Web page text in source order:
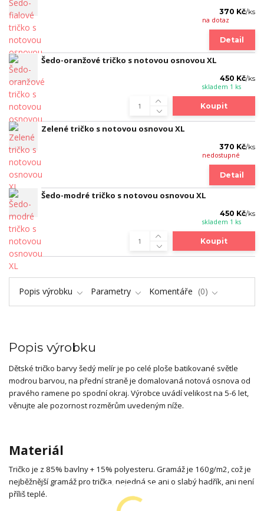
370 Kč/ks
na dotaz
Detail
Šedo-oranžové tričko s notovou osnovou XL
450 Kč/ks
skladem 1 ks
Koupit
Zelené tričko s notovou osnovou XL
370 Kč/ks
nedostupné
Detail
Šedo-modré tričko s notovou osnovou XL
450 Kč/ks
skladem 1 ks
Koupit
Popis výrobku Parametry Komentáře 0
Popis výrobku
Dětské tričko barvy šedý melír je po celé ploše batikované světle
modrou barvou, na přední straně je domalovaná notová osnova od
pravého ramene po spodní okraj. Výrobce uvádí velikost na 5-6 let,
věnujte ale pozornost rozměrům uvedeným níže.
Materiál
Tričko je z 85% bavlny + 15% polyesteru. Gramáž je 160g/m2, což je
nejběžnější gramáž pro trička, nejedná se ani o slabý hadřík, ani není
příliš teplé.